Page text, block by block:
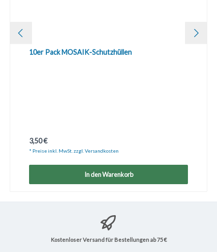
10er Pack MOSAIK-Schutzhüllen
Regulärer Preis:
3,50 €
* Preise inkl. MwSt. zzgl. Versandkosten
In den Warenkorb
Kostenloser Versand für Bestellungen ab 75 €